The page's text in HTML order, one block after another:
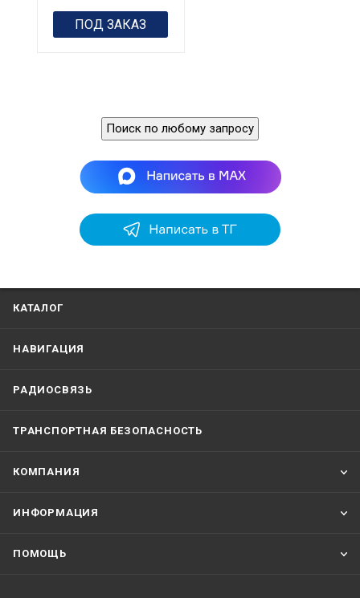
ПОД ЗАКАЗ
Поиск по любому запросу
КАТАЛОГ
НАВИГАЦИЯ
РАДИОСВЯЗЬ
ТРАНСПОРТНАЯ БЕЗОПАСНОСТЬ
КОМПАНИЯ
ИНФОРМАЦИЯ
ПОМОЩЬ